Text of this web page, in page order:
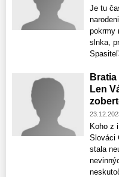
Je tu
pokrmy
slnka,
Len
Koho z
Slováci
stala